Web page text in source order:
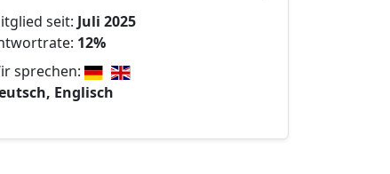
seit: Juli 2025
12%
sprechen:
Englisch